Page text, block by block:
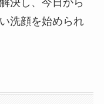
決し、今日から
洗顔を始められ